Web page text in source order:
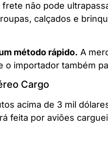
não pode
calçados e
método rápido. A
o importador também
Cargo
acima de 3 mil
feita por aviões